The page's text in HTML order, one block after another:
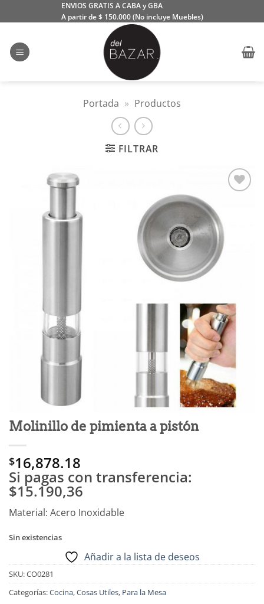
al
ENVIOS GRATIS A CABA y GBA
A partir de $ 150.000 (No incluye Muebles)
Portada » Productos
FILTRAR
deseos
Molinillo de pimienta a pistón
$16,878.18
Si pagas con transferencia:
$15.190,36
Material: Acero Inoxidable
Sin existencias
Añadir a la lista de deseos
SKU:CO0281
Categorías:Cocina,Cosas Utiles, Para la Mesa